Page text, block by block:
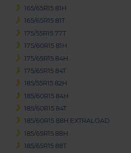
165/65R15 81H
165/65R15 81T
175/55R15 77T
175/60R15 81H
175/65R15 84H
175/65R15 84T
185/55R15 82H
185/60R15 84H
185/60R15 84T
185/60R15 88H EXTRALOAD
185/65R15 88H
185/65R15 88T